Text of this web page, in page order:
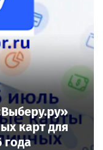
карт для
года